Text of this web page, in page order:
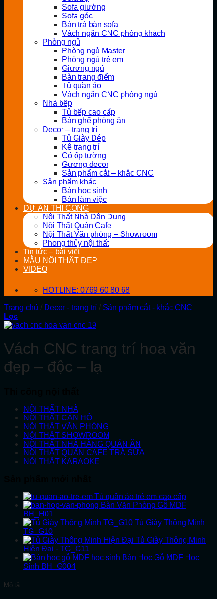
Sofa giường
Sofa góc
Bàn trà bàn sofa
Vách ngăn CNC phòng khách
Phòng ngủ
Phòng ngủ Master
Phòng ngủ trẻ em
Giường ngủ
Bàn trang điểm
Tủ quần áo
Vách ngăn CNC phòng ngủ
Nhà bếp
Tủ bếp cao cấp
Bàn ghế phòng ăn
Decor – trang trí
Tủ Giày Dép
Kệ trang trí
Cỏ ốp tường
Gương decor
Sản phẩm cắt – khắc CNC
Sản phẩm khác
Bàn học sinh
Bàn làm việc
DỰ ÁN THI CÔNG
Nội Thất Nhà Dân Dụng
Nội Thất Quán Cafe
Nội Thất Văn phòng – Showroom
Phong thủy nội thất
Tin tức – bài viết
MẪU NỘI THẤT ĐẸP
VIDEO
HOTLINE: 0769 60 80 68
Trang chủ / Decor - trang trí / Sản phẩm cắt - khắc CNC
Lọc
Vách CNC trang trí hoa văn
đẹp – độc – lạ
NỘI THẤT NHÀ
NỘI THẤT CĂN HỘ
NỘI THẤT VĂN PHÒNG
NỘI THẤT SHOWROOM
NỘI THẤT NHÀ HÀNG QUÁN ĂN
NỘI THẤT QUÁN CAFE TRÀ SỮA
NỘI THẤT KARAOKE
Tủ quần áo trẻ em cao cấp
Bàn Văn Phòng Gỗ MDF
BH_H01
Tủ Giày Thông Minh
TG_G10
Tủ Giày Thông Minh
Hiện Đại - TG_G11
Bàn Học Gỗ MDF Học
Sinh BH_G004
Mô tả